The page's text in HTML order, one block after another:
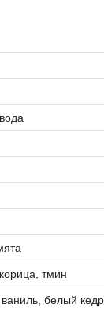
тмин
белый